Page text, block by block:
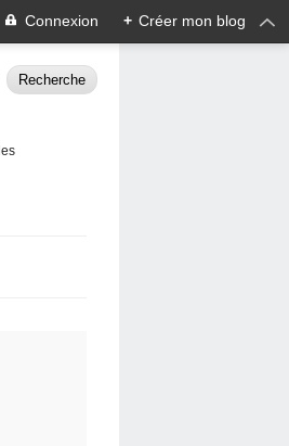
Connexion + Créer mon blog